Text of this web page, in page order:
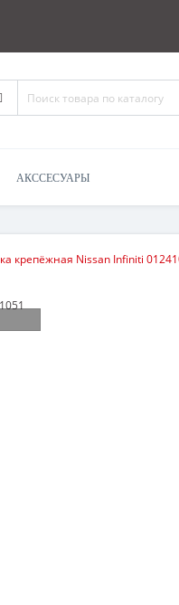
АКССЕСУАРЫ
крепёжная Nissan Infiniti